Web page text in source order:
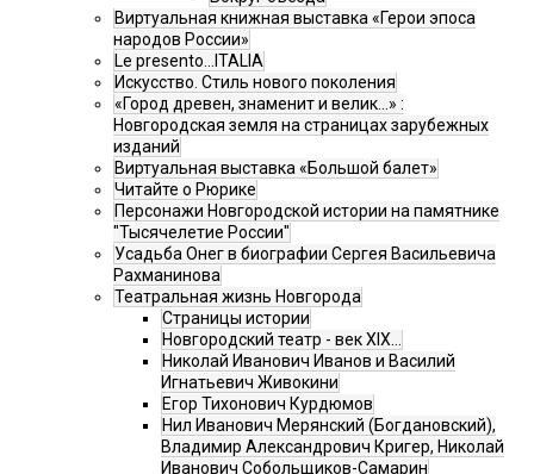
Виртуальная книжная выставка «Герои эпоса
народов России»
Le presento...ITALIA
Искусство. Стиль нового поколения
«Город древен, знаменит и велик…» :
Новгородская земля на страницах зарубежных
изданий
Виртуальная выставка «Большой балет»
Читайте о Рюрике
Персонажи Новгородской истории на памятнике
"Тысячелетие России"
Усадьба Онег в биографии Сергея Васильевича
Рахманинова
Театральная жизнь Новгорода
Страницы истории
Новгородский театр - век XIX…
Николай Иванович Иванов и Василий
Игнатьевич Живокини
Егор Тихонович Курдюмов
Нил Иванович Мерянский (Богдановский),
Владимир Александрович Кригер, Николай
Иванович Собольщиков-Самарин